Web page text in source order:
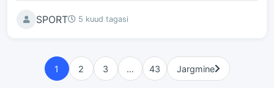
SPORT 5 kuud tagasi
1 2 3 … 43 Jargmine